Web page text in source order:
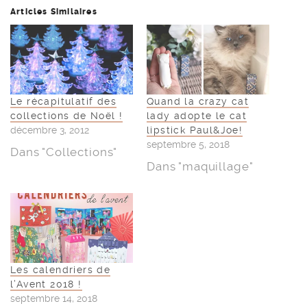
Articles Similaires
Le récapitulatif des
collections de Noël !
décembre 3, 2012
Dans "Collections"
Quand la crazy cat
lady adopte le cat
lipstick Paul&Joe!
septembre 5, 2018
Dans "maquillage"
Les calendriers de
l’Avent 2018 !
septembre 14, 2018